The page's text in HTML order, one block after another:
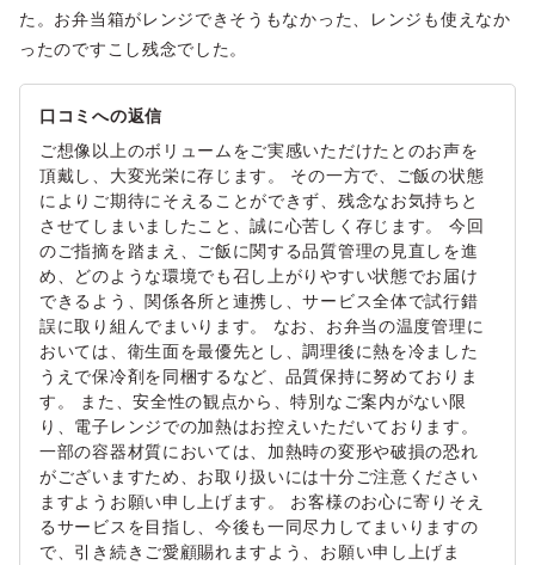
た。お弁当箱がレンジできそうもなかった、レンジも使えなか
ったのですこし残念でした。
口コミへの返信
ご想像以上のボリュームをご実感いただけたとのお声を
頂戴し、大変光栄に存じます。 その一方で、ご飯の状態
によりご期待にそえることができず、残念なお気持ちと
させてしまいましたこと、誠に心苦しく存じます。 今回
のご指摘を踏まえ、ご飯に関する品質管理の見直しを進
め、どのような環境でも召し上がりやすい状態でお届け
できるよう、関係各所と連携し、サービス全体で試行錯
誤に取り組んでまいります。 なお、お弁当の温度管理に
おいては、衛生面を最優先とし、調理後に熱を冷ました
うえで保冷剤を同梱するなど、品質保持に努めておりま
す。 また、安全性の観点から、特別なご案内がない限
り、電子レンジでの加熱はお控えいただいております。
一部の容器材質においては、加熱時の変形や破損の恐れ
がございますため、お取り扱いには十分ご注意ください
ますようお願い申し上げます。 お客様のお心に寄りそえ
るサービスを目指し、今後も一同尽力してまいりますの
で、引き続きご愛顧賜れますよう、お願い申し上げま